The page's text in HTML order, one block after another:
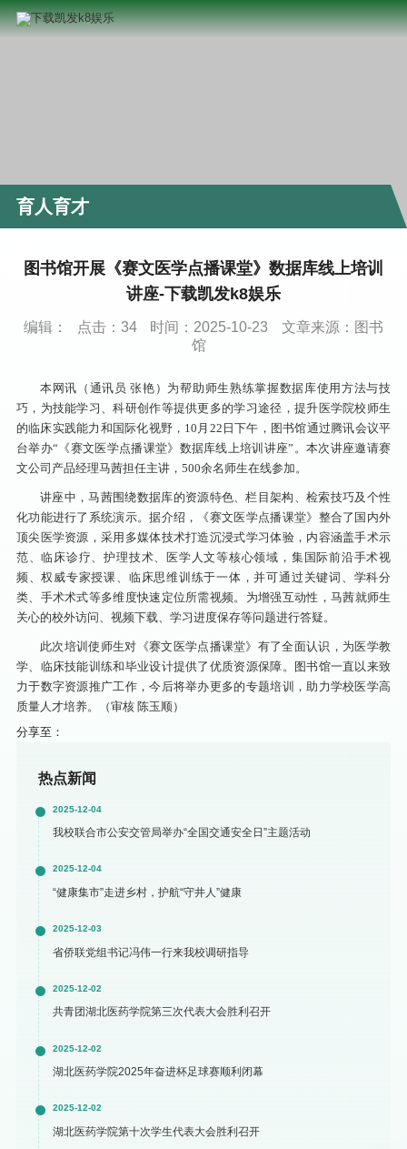
育人育才
图书馆开展《赛文医学点播课堂》数据库线上培训
讲座-下载凯发k8娱乐
编辑： 点击： 34 时间：2025-10-23
文章来源：图书
馆
本网讯（通讯员 张艳）为帮助师生熟练掌握数据库使用方法与技
巧，为技能学习、科研创作等提供更多的学习途径，提升医学院校师生
的临床实践能力和国际化视野，10月22日下午，图书馆通过腾讯会议平
台举办“《赛文医学点播课堂》数据库线上培训讲座”。本次讲座邀请赛
文公司产品经理马茜担任主讲，500余名师生在线参加。
讲座中，马茜围绕数据库的资源特色、栏目架构、检索技巧及个性
化功能进行了系统演示。据介绍，《赛文医学点播课堂》整合了国内外
顶尖医学资源，采用多媒体技术打造沉浸式学习体验，内容涵盖手术示
范、临床诊疗、护理技术、医学人文等核心领域，集国际前沿手术视
频、权威专家授课、临床思维训练于一体，并可通过关键词、学科分
类、手术术式等多维度快速定位所需视频。为增强互动性， 马茜就师生
关心的校外访问、视频下载、学习进度保存等问题进行答疑。
此次培训使师生对《赛文医学点播课堂》有了全面认识，为医学教
学、临床技能训练和毕业设计提供了优质资源保障。图书馆一直以来致
力于数字资源推广工作，今后将举办更多的专题培训，助力学校医学高
质量人才培养。（审核 陈玉顺）
分享至：
热点新闻
2025-12-04
我校联合市公安交管局举办“全国交通安全日”主题活动
2025-12-04
“健康集市”走进乡村，护航“守井人”健康
2025-12-03
省侨联党组书记冯伟一行来我校调研指导
2025-12-02
共青团湖北医药学院第三次代表大会胜利召开
2025-12-02
湖北医药学院2025年奋进杯足球赛顺利闭幕
2025-12-02
湖北医药学院第十次学生代表大会胜利召开